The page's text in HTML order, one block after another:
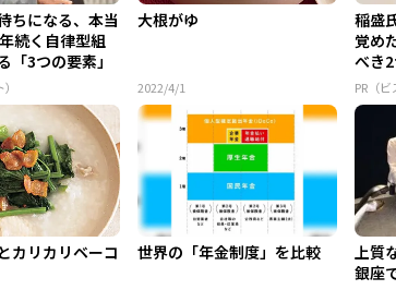
ちになる、本当
続く自律型組
「3つの要素」
大根がゆ
2022/4/1
稲盛
覚め
べき
PR（ビ
カリカリベーコ
世界の「年金制度」を比較
上質
銀座